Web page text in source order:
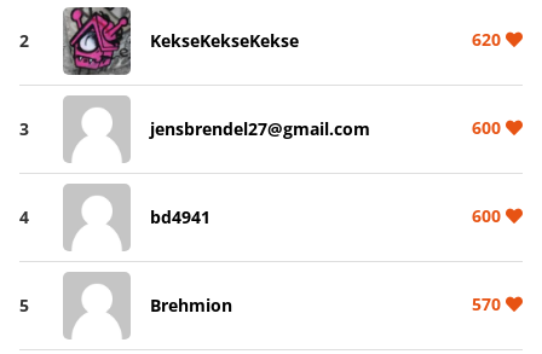
2 KekseKekseKekse 620
3 jensbrendel27@gmail.com 600
4 bd4941 600
5 Brehmion 570